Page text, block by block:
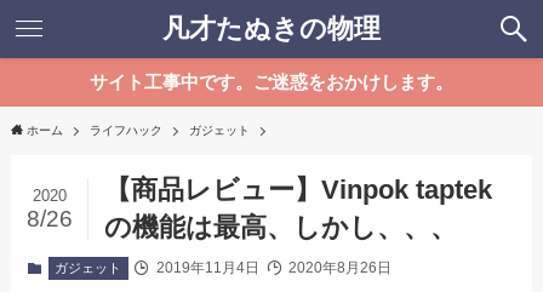
凡才たぬきの物理
サイト工事中です。ご迷惑をおかけします。
ホーム ライフハック ガジェット
【商品レビュー】Vinpok taptek
の機能は最高、しかし、、、
2020
8/26
ガジェット 2019年11月4日 2020年8月26日